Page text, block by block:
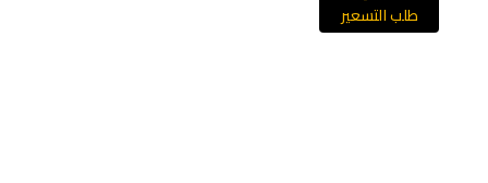
طلب التسعير